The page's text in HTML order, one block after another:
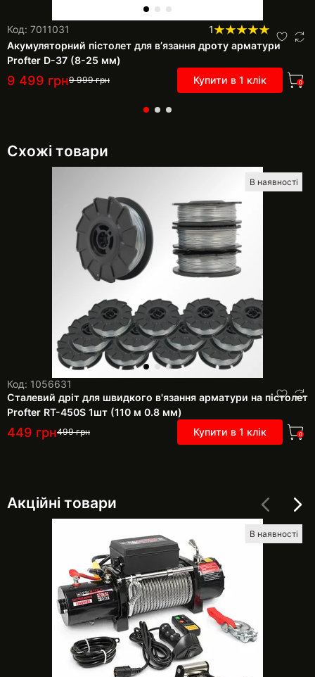
Код: 7011031
1
Акумуляторний пістолет для в’язання дроту арматури
Profter D-37 (8-25 мм)
9 499 грн9 999грн Купити в 1 клік 0
Схожі товари
В наявності
Код: 1056631
Сталевий дріт для швидкого в'язання арматури на пістолет
Profter RT-450S 1шт (110 м 0.8 мм)
449 грн499грн Купити в 1 клік 0
Акційні товари
В наявності